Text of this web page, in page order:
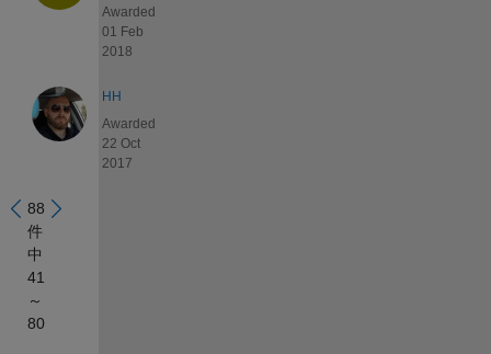
Awarded
01 Feb
2018
HH
Awarded
22 Oct
2017
88
件
中
41
～
80